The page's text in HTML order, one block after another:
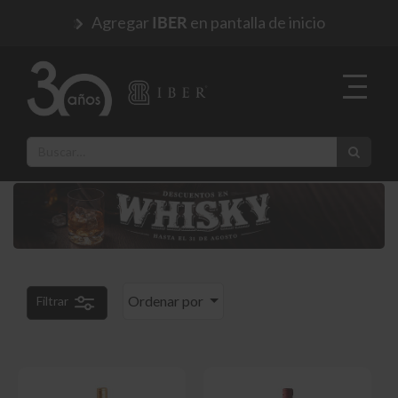
Agregar IBER en pantalla de inicio
Ordenar por
Filtrar